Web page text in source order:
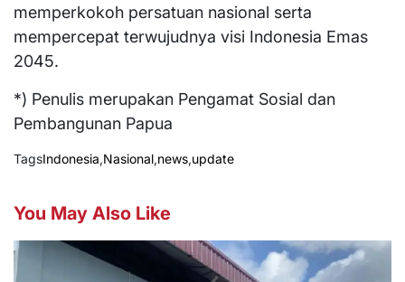
memperkokoh persatuan nasional serta
mempercepat terwujudnya visi Indonesia Emas
2045.
*) Penulis merupakan Pengamat Sosial dan
Pembangunan Papua
TagsIndonesia,Nasional,news,update
You May Also Like